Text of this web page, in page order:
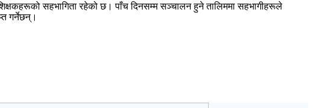
सहभागिता रहेको छ। पाँच दिनसम्म सञ्चालन हुने तालिममा सहभागीहरूले
गर्नेछन्।